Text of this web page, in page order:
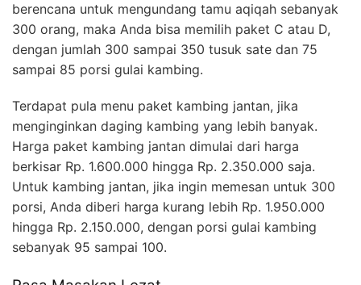
berencana untuk mengundang tamu aqiqah sebanyak
300 orang, maka Anda bisa memilih paket C atau D,
dengan jumlah 300 sampai 350 tusuk sate dan 75
sampai 85 porsi gulai kambing.
Terdapat pula menu paket kambing jantan, jika
menginginkan daging kambing yang lebih banyak.
Harga paket kambing jantan dimulai dari harga
berkisar Rp. 1.600.000 hingga Rp. 2.350.000 saja.
Untuk kambing jantan, jika ingin memesan untuk 300
porsi, Anda diberi harga kurang lebih Rp. 1.950.000
hingga Rp. 2.150.000, dengan porsi gulai kambing
sebanyak 95 sampai 100.